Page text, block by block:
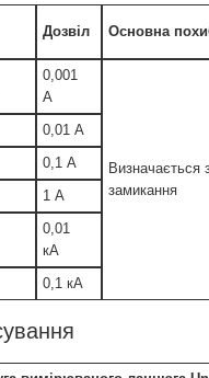
Дозвіл Основна
0,001
А
Визначається
замикання
0,01 А
0,1 А
1 А
0,01
кА
0,1 кА